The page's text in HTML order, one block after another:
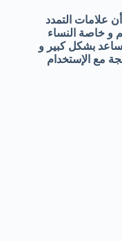
علامات التمدد
و خاصة النساء
بشكل كبير و
مع الإستخدام